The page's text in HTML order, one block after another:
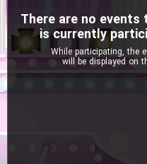
There are no events
is currently
While participating, the
will be displayed on